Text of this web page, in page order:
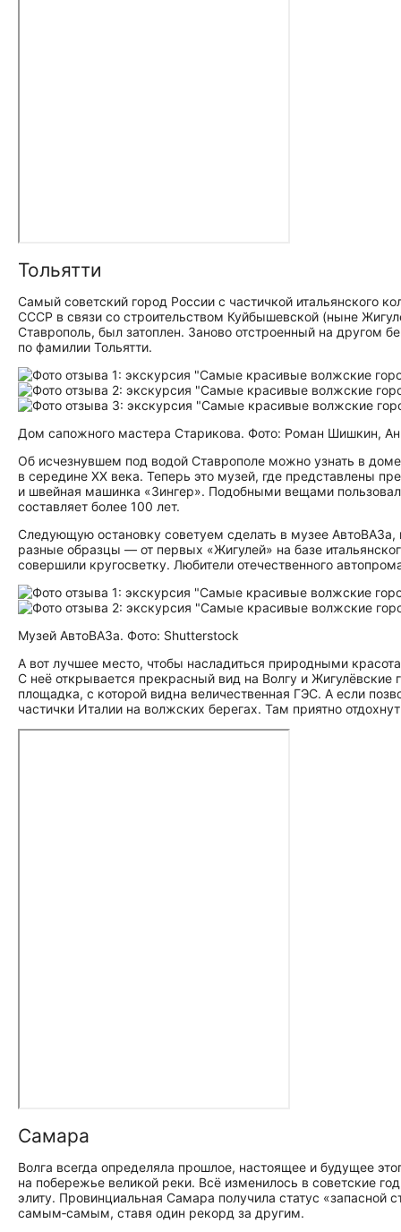
Тольятти
Самый советский город России с частичкой итальянского
СССР в связи со строительством Куйбышевской (ныне
Ставрополь, был затоплен. Заново отстроенный на другом
по фамилии Тольятти.
Дом сапожного мастера Старикова. Фото: Роман Шишкин,
Об исчезнувшем под водой Ставрополе можно узнать в
в середине XX века. Теперь это музей, где представлены
и швейная машинка «Зингер». Подобными вещами
составляет более 100 лет.
Следующую остановку советуем сделать в музее
разные образцы — от первых «Жигулей» на базе
совершили кругосветку. Любители отечественного
Музей АвтоВАЗа. Фото: Shutterstock
А вот лучшее место, чтобы насладиться природными
С неё открывается прекрасный вид на Волгу и
площадка, с которой видна величественная ГЭС. А если
частички Италии на волжских берегах. Там приятно
Самара
Волга всегда определяла прошлое, настоящее и будущее
на побережье великой реки. Всё изменилось в советские
элиту. Провинциальная Самара получила статус «запасной
самым‑самым, ставя один рекорд за другим.